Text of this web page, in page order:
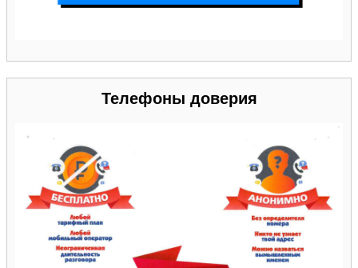
Телефоны доверия